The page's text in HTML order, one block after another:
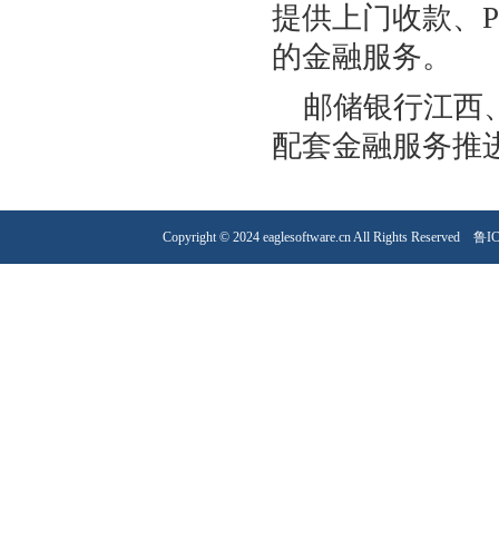
提供上门收款、
的金融服务。
邮储银行江西
配套金融服务推
Copyright © 2024 eaglesoftware.cn All Rights Reserved 鲁